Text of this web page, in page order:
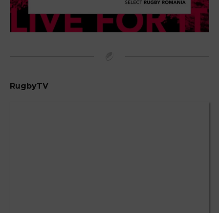
RugbyTV